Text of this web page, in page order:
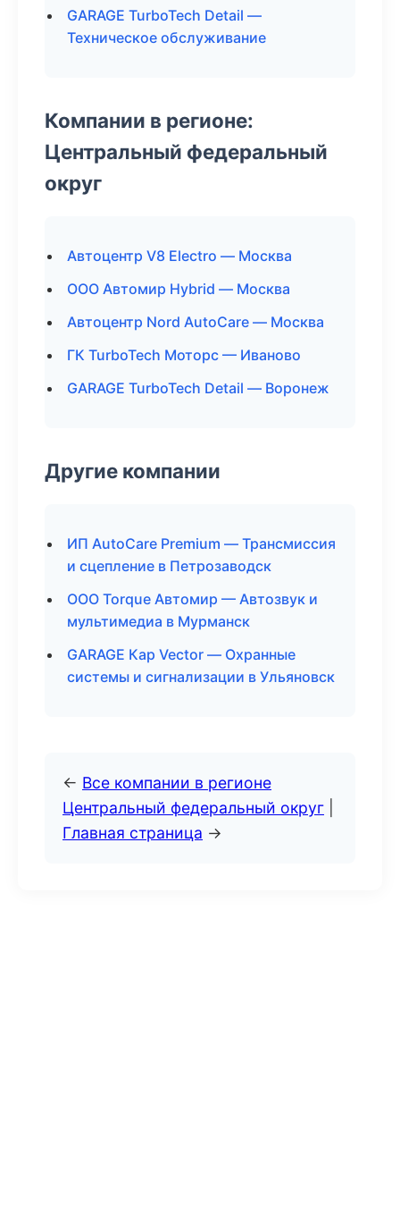
GARAGE TurboTech Detail —
Техническое обслуживание
Компании в регионе:
Центральный федеральный
округ
Автоцентр V8 Electro — Москва
ООО Автомир Hybrid — Москва
Автоцентр Nord AutoCare — Москва
ГК TurboTech Моторс — Иваново
GARAGE TurboTech Detail — Воронеж
Другие компании
ИП AutoCare Premium — Трансмиссия
и сцепление в Петрозаводск
ООО Torque Автомир — Автозвук и
мультимедиа в Мурманск
GARAGE Кар Vector — Охранные
системы и сигнализации в Ульяновск
← Все компании в регионе
Центральный федеральный округ
Главная страница →